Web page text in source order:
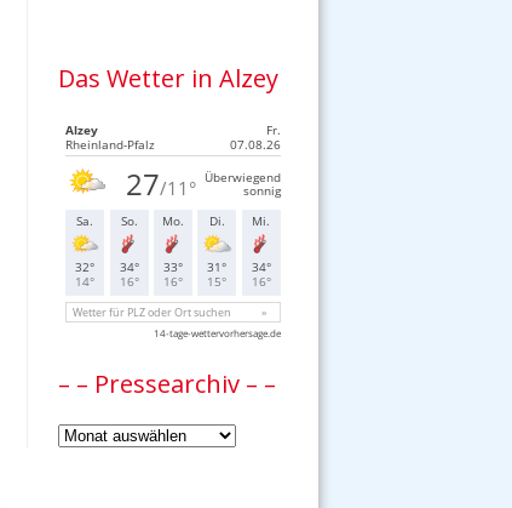
Das Wetter in Alzey
– – Pressearchiv – –